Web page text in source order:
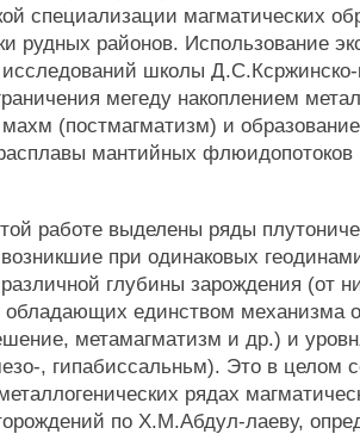
специализации магматических
рудных районов. Использование
исследований школы Д.С.Ксржинско-
мегеду накоплением
(постмагматизм) и
мантийных
работе выделены ряды
при одинаковых
глубины зарождения (от
обладающих единством механизма
метамагматизм и др.) и
, гипабиссальньм). Это в целом
рядах
по Х.М.Абдул-лаеву,